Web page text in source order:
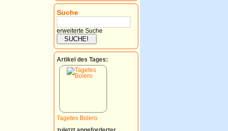
Suche
erweiterte Suche
Artikel des Tages:
Tagetes Bolero